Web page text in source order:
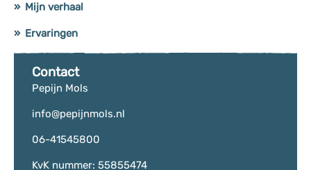
Mijn verhaal
Ervaringen
Contact
Pepijn Mols
info@pepijnmols.nl
06-41545800
KvK nummer: 55855474